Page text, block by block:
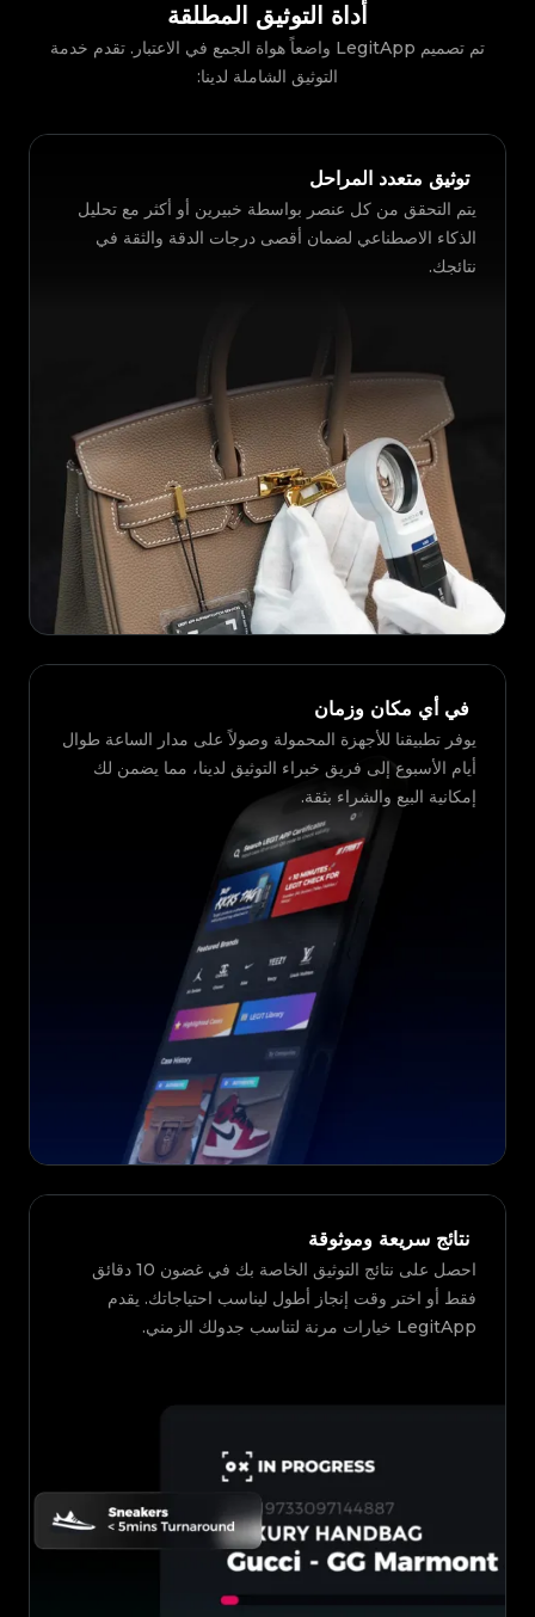
أداة التوثيق المطلقة
تم تصميم LegitApp واضعاً هواة الجمع في الاعتبار. تقدم خدمة
التوثيق الشاملة لدينا:
توثيق متعدد المراحل
يتم التحقق من كل عنصر بواسطة خبيرين أو أكثر مع تحليل
الذكاء الاصطناعي لضمان أقصى درجات الدقة والثقة في
نتائجك.
في أي مكان وزمان
يوفر تطبيقنا للأجهزة المحمولة وصولاً على مدار الساعة طوال
أيام الأسبوع إلى فريق خبراء التوثيق لدينا، مما يضمن لك
إمكانية البيع والشراء بثقة.
نتائج سريعة وموثوقة
احصل على نتائج التوثيق الخاصة بك في غضون 10 دقائق
فقط أو اختر وقت إنجاز أطول ليناسب احتياجاتك. يقدم
LegitApp خيارات مرنة لتناسب جدولك الزمني.